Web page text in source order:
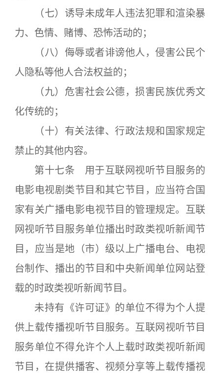
（七）诱导未成年人违法犯罪和渲染暴
力、色情、赌博、恐怖活动的；
（八）侮辱或者诽谤他人，侵害公民个
人隐私等他人合法权益的；
（九）危害社会公德，损害民族优秀文
化传统的；
（十）有关法律、行政法规和国家规定
禁止的其他内容。
第十七条 用于互联网视听节目服务的
电影电视剧类节目和其它节目，应当符合国
家有关广播电影电视节目的管理规定。互联
网视听节目服务单位播出时政类视听新闻节
目，应当是地（市）级以上广播电台、电视
台制作、播出的节目和中央新闻单位网站登
载的时政类视听新闻节目。
未持有《许可证》的单位不得为个人提
供上载传播视听节目服务。互联网视听节目
服务单位不得允许个人上载时政类视听新闻
节目，在提供播客、视频分享等上载传播视